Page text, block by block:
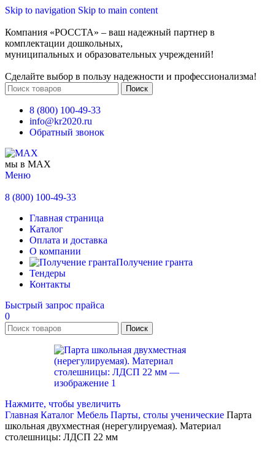
Skip to navigation Skip to main content
Компания «РОССТА» – ваш надежный партнер в
комплектации дошкольных,
муниципальных и образовательных учреждений!
Сделайте выбор в пользу надежности и профессионализма!
Поиск
8 (800) 100-49-33
info@kr2020.ru
Обратный звонок
мы в MAX
Меню
8 (800) 100-49-33
Главная страница
Каталог
Оплата и доставка
О компании
Получение гранта
Тендеры
Контакты
Быстрый запрос прайса
0
Поиск
Нажмите, чтобы увеличить
Главная Каталог Мебель Парты, столы ученические Парта
школьная двухместная (нерегулируемая). Материал
столешницы: ЛДСП 22 мм